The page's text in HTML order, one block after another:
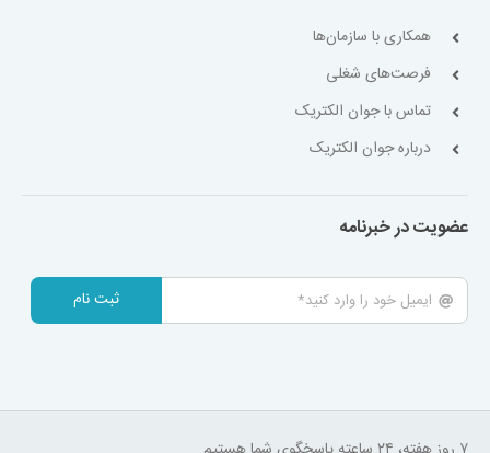
همکاری با سازمان‌ها
فرصت‌های شغلی
تماس با جوان الکتریک
درباره جوان الکتریک
عضویت در خبرنامه
ثبت نام